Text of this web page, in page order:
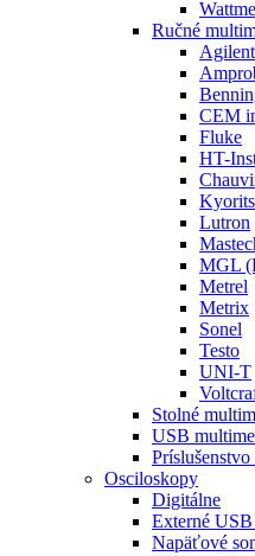
Ručné
CEM
Fluke
HT-
Lutron
MGL
Metrel
Metrix
Sonel
Testo
UNI-T
Stolné
USB
Osciloskopy
Digitálne
Externé
Napäťové